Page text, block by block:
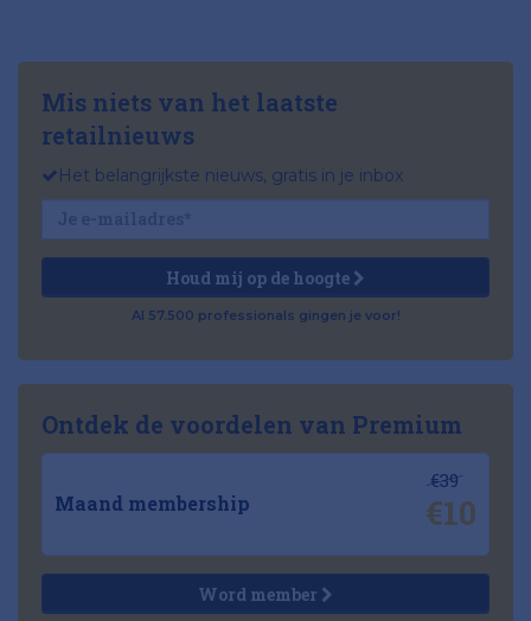
Mis niets van het laatste
retailnieuws
Het belangrijkste nieuws, gratis in je inbox
Houd mij op de hoogte
Al 57.500 professionals gingen je voor!
Ontdek de voordelen van Premium
Maand membership
€39
€10
Word member